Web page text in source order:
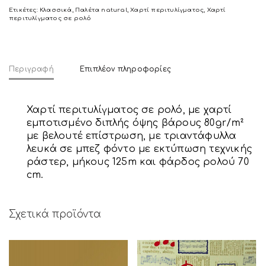
Ετικέτες: Κλασσικά Παλέτα natural ,Χαρτί περιτυλίγματος Χαρτί
περιτυλίγματος σε ρολό
Περιγραφή Επιπλέον πληροφορίες
Χαρτί περιτυλίγματος σε ρολό, με χαρτί
εμποτισμένο διπλής όψης βάρους 80gr/m²
με βελουτέ επίστρωση, με τριαντάφυλλα
λευκά σε μπεζ φόντο με εκτύπωση τεχνικής
ράστερ, μήκους 125m και φάρδος ρολού 70
cm.
Σχετικά προϊόντα